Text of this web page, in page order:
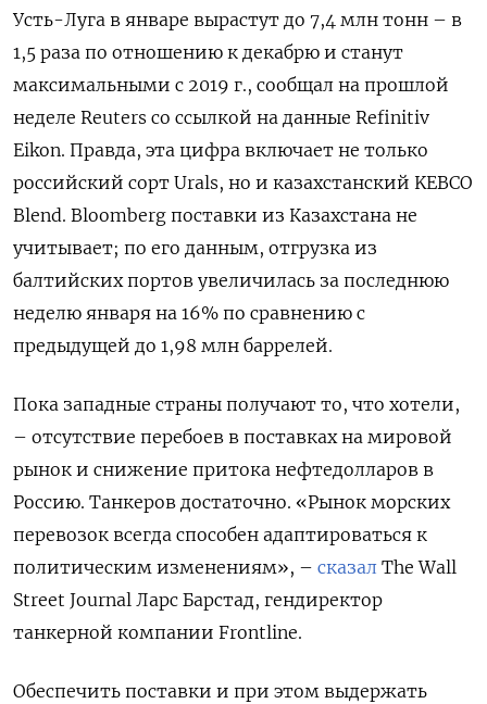
Усть-Луга в январе вырастут до 7,4 млн тонн – в
1,5 раза по отношению к декабрю и станут
максимальными с 2019 г., сообщал на прошлой
неделе Reuters со ссылкой на данные Refinitiv
Eikon. Правда, эта цифра включает не только
российский сорт Urals, но и казахстанский KEBCO
Blend. Bloomberg поставки из Казахстана не
учитывает; по его данным, отгрузка из
балтийских портов увеличилась за последнюю
неделю января на 16% по сравнению с
предыдущей до 1,98 млн баррелей.
Пока западные страны получают то, что хотели,
– отсутствие перебоев в поставках на мировой
рынок и снижение притока нефтедолларов в
Россию. Танкеров достаточно. «Рынок морских
перевозок всегда способен адаптироваться к
политическим изменениям», – сказал The Wall
Street Journal Ларс Барстад, гендиректор
танкерной компании Frontline.
Обеспечить поставки и при этом выдержать